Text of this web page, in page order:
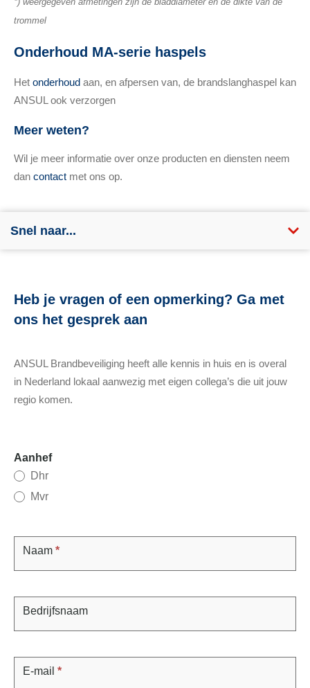
trommel
Onderhoud MA-serie haspels
Het onderhoud aan, en afpersen van, de brandslanghaspel kan
ANSUL ook verzorgen
Meer weten?
Wil je meer informatie over onze producten en diensten neem
dan contact met ons op.
Snel naar...
Heb je vragen of een opmerking? Ga met
ons het gesprek aan
ANSUL Brandbeveiliging heeft alle kennis in huis en is overal
in Nederland lokaal aanwezig met eigen collega’s die uit jouw
regio komen.
Contact
Aanhef
Dhr
Mvr
Naam *
Bedrijfsnaam
E-mail *